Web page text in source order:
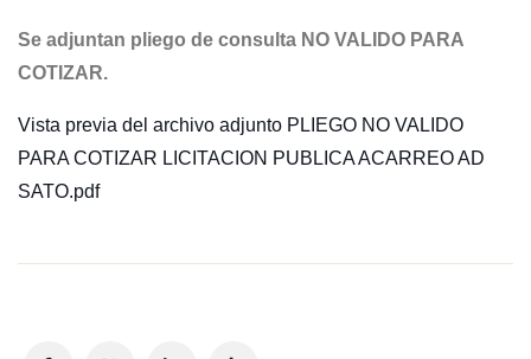
Se adjuntan pliego de consulta NO VALIDO PARA
COTIZAR.
Vista previa del archivo adjunto PLIEGO NO VALIDO
PARA COTIZAR LICITACION PUBLICA ACARREO AD
SATO.pdf